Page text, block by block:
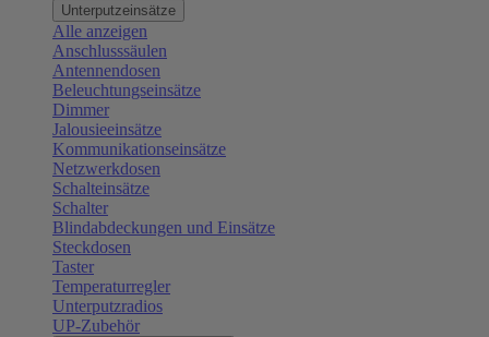
Unterputzeinsätze
Alle anzeigen
Anschlusssäulen
Antennendosen
Beleuchtungseinsätze
Dimmer
Jalousieeinsätze
Kommunikationseinsätze
Netzwerkdosen
Schalteinsätze
Schalter
Blindabdeckungen und Einsätze
Steckdosen
Taster
Temperaturregler
Unterputzradios
UP-Zubehör